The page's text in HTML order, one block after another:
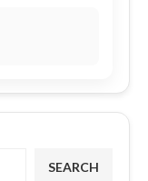
SEARCH